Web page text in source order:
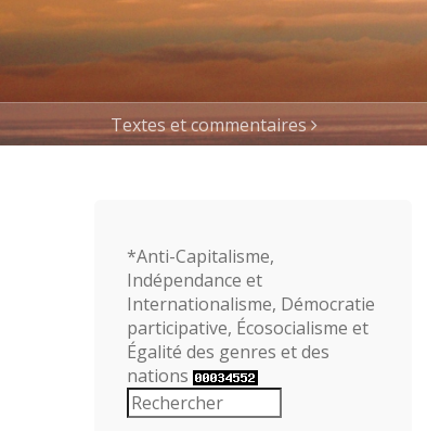
Textes et commentaires
*Anti-Capitalisme,
Indépendance et
Internationalisme, Démocratie
participative, Écosocialisme et
Égalité des genres et des
nations